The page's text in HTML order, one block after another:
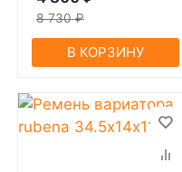
8 730 ₽
В КОРЗИНУ